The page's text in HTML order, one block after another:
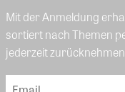
Mit der Anmeldung
sortiert nach Themen
jederzeit